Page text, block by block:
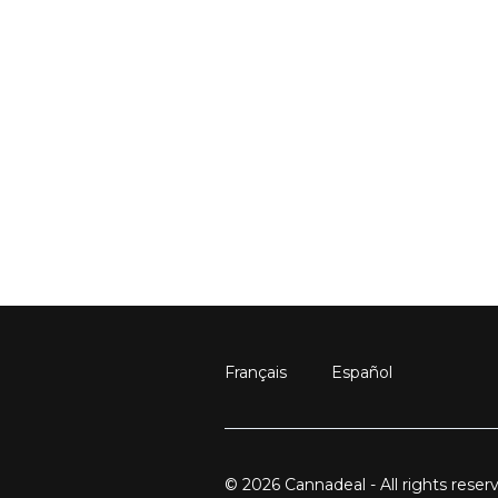
Français Español
© 2026 Cannadeal - All rights